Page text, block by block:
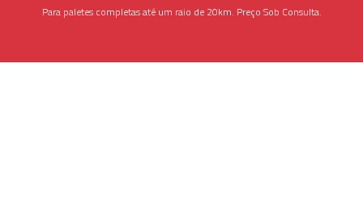
Para paletes completas até um raio de 20km. Preço Sob Consulta.